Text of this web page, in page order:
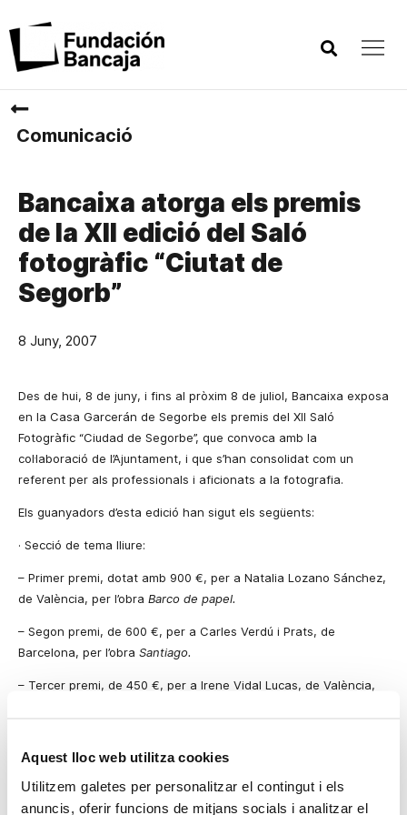
Aquest lloc web utilitza cookies
Utilitzem galetes per personalitzar el contingut i els
anuncis, oferir funcions de mitjans socials i analitzar el
Comunicació
Bancaixa atorga els premis
de la XII edició del Saló
fotogràfic “Ciutat de
Segorb”
8 Juny, 2007
Des de hui, 8 de juny, i fins al pròxim 8 de juliol, Bancaixa exposa
en la Casa Garcerán de Segorbe els premis del XII Saló
Fotogràfic “Ciudad de Segorbe”, que convoca amb la
col·laboració de l’Ajuntament, i que s’han consolidat com un
referent per als professionals i aficionats a la fotografia.
Els guanyadors d’esta edició han sigut els següents:
· Secció de tema lliure:
– Primer premi, dotat amb 900 €, per a Natalia Lozano Sánchez,
de València, per l’obra Barco de papel.
– Segon premi, de 600 €, per a Carles Verdú i Prats, de
Barcelona, per l’obra Santiago.
– Tercer premi, de 450 €, per a Irene Vidal Lucas, de València,
estableixen un premi de 450 €, que el jurat ha concedit a l’obra
Foto 1
de Julián Górriz Gargallo, de Segorbe.